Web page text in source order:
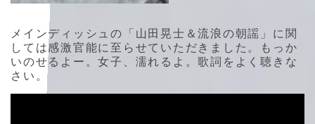
メインディッシュの「山田晃士＆流浪の朝謡」に関
しては感激官能に至らせていただきました。もっか
いのせるよー。女子、濡れるよ。歌詞をよく聴きな
さい。